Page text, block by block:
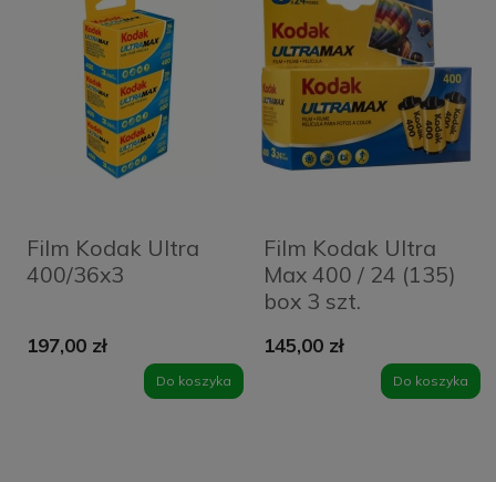
Film Kodak Ultra
400/36x3
197,00 zł
Do koszyka
Film Kodak Ultra
Max 400 / 24 (135)
box 3 szt.
145,00 zł
Do koszyka